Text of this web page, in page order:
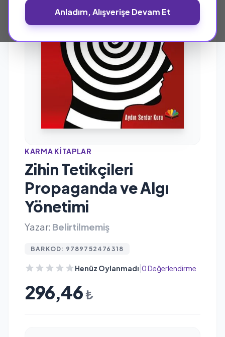
Anladım, Alışverişe Devam Et
KARMA KITAPLAR
Zihin Tetikçileri
Propaganda ve Algı
Yönetimi
Yazar: Belirtilmemiş
BARKOD: 9789752476318
Henüz Oylanmadı 0 Değerlendirme
296,46 ₺